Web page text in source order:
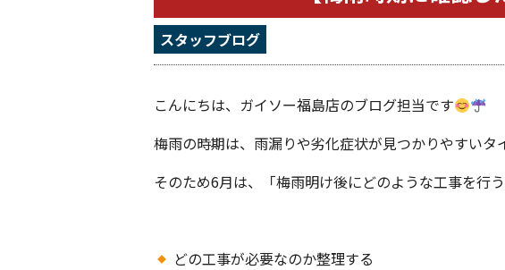
スタッフブログ
こんにちは、ガイソー福島店のブログ担当です
梅雨の時期は、雨漏りや劣化症状が見つかりやすい
そのため6月は、「梅雨明け後にどのような工事を行
どの工事が必要なのか整理する